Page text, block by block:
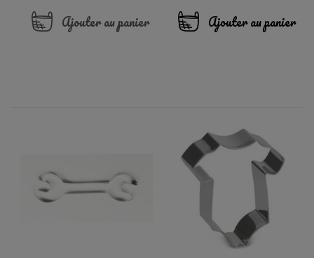
Ajouter au panier Ajouter au panier